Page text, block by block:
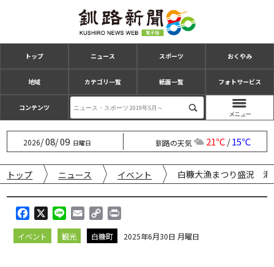
トップ ニュース スポーツ おくやみ
地域 カテゴリ一覧 紙面一覧 フォトサービス
コンテンツ
2026/08/09 日曜日 釧路の天気 21℃/15℃
トップ ニュース イベント 白糠大漁まつり盛況 海
a
c
i
n
m
a
o
p
i
イベント 観光 白糠町 2025年6月30日 月曜日